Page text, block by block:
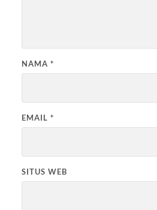
NAMA *
EMAIL *
SITUS WEB